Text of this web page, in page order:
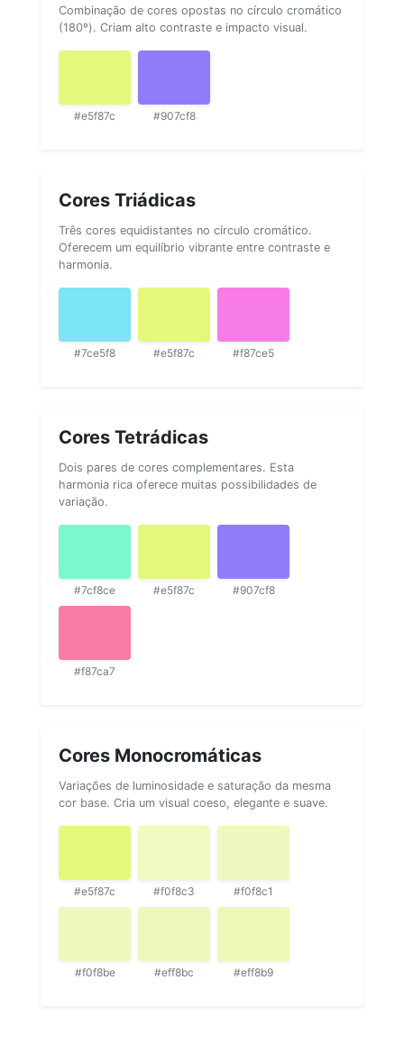
Combinação de cores opostas no círculo cromático
(180º). Criam alto contraste e impacto visual.
#e5f87c #907cf8
Cores Triádicas
Três cores equidistantes no círculo cromático.
Oferecem um equilíbrio vibrante entre contraste e
harmonia.
#7ce5f8 #e5f87c #f87ce5
Cores Tetrádicas
Dois pares de cores complementares. Esta
harmonia rica oferece muitas possibilidades de
variação.
#7cf8ce #e5f87c #907cf8
#f87ca7
Cores Monocromáticas
Variações de luminosidade e saturação da mesma
cor base. Cria um visual coeso, elegante e suave.
#e5f87c #f0f8c3 #f0f8c1
#f0f8be #eff8bc #eff8b9